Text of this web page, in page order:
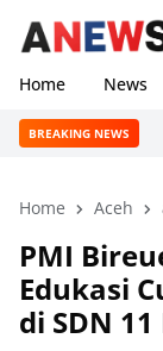
Home News
BREAKING NEWS
Home Aceh
PMI
Edukasi
di SDN